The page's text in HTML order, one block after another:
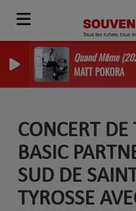
Quand Même
MATT POKORA
CONCERT DE
BASIC
SUD DE
TYROSSE